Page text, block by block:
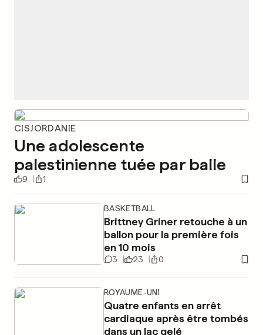
CISJORDANIE
Une adolescente
palestinienne tuée par balle
9 1
BASKETBALL
Brittney Griner retouche à un
ballon pour la première fois
en 10 mois
3 23 0
ROYAUME-UNI
Quatre enfants en arrêt
cardiaque après être tombés
dans un lac gelé